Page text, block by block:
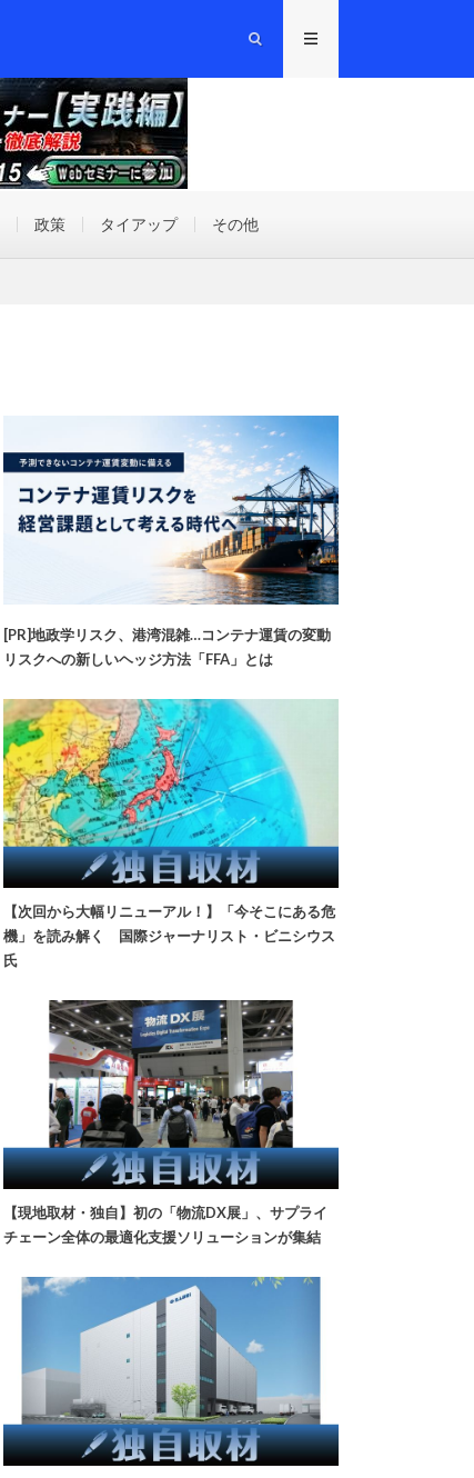
政策 タイアップ その他
[PR]地政学リスク、港湾混雑…コンテナ運賃の変動
リスクへの新しいヘッジ方法「FFA」とは
【次回から大幅リニューアル！】「今そこにある危
機」を読み解く 国際ジャーナリスト・ビニシウス
氏
【現地取材・独自】初の「物流DX展」、サプライ
チェーン全体の最適化支援ソリューションが集結